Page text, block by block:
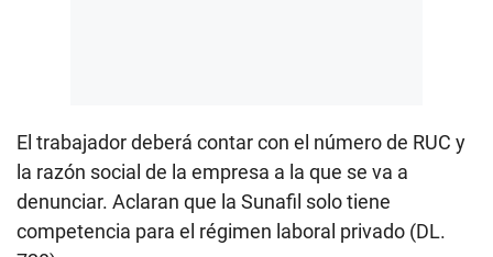
El trabajador deberá contar con el número de RUC y
la razón social de la empresa a la que se va a
denunciar. Aclaran que la Sunafil solo tiene
competencia para el régimen laboral privado (DL.